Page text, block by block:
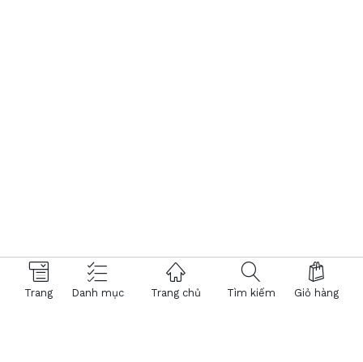
Trang Danh mục Trang chủ Tìm kiếm Giỏ hàng